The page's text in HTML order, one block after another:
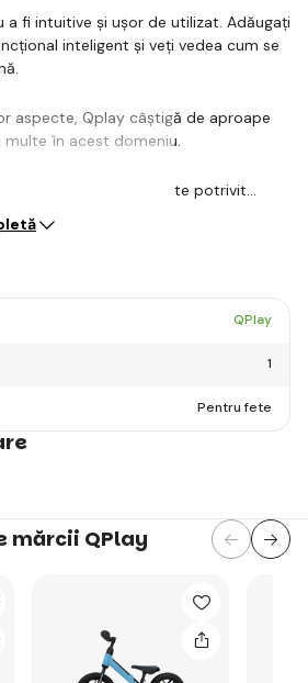
fi intuitive și ușor de utilizat. Adăugați
inteligent și veți vedea cum se
aspecte, Qplay câștigă de aproape
în acest domeniu.
trotinete, ci și un trotinete potrivit…
QPlay
1
Pentru fete
mărcii QPlay